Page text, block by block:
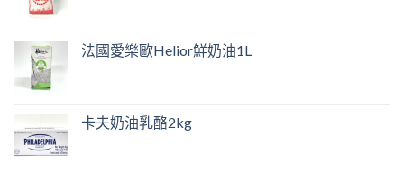
法國愛樂歐Helior鮮奶油1L
卡夫奶油乳酪2kg